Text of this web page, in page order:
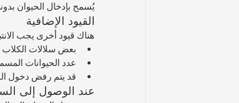
يُسمح بإدخال الحيوان
القيود الإضافية
هناك قيود أخرى يجب
بعض سلالات
عدد الحيوانات
قد يتم رفض دخول
عند الوصول إلى